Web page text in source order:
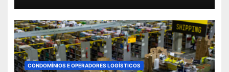
CONDOMÍNIOS E OPERADORES LOGÍSTICOS